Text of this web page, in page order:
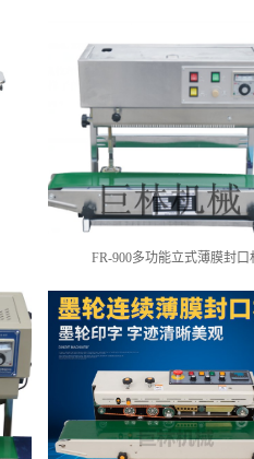
FR-900多功能立式薄膜封口